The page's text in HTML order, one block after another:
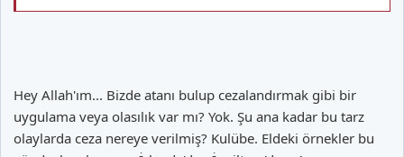
18.10.2008´de Aston Villa - Portsmouth macinda tribunden atilan
bozuk para yardimci hakem Philipp Sharp´in kafasina isabet
ediyor. Yardimci hakem yapilan tedavinin ardindan gorevine
devam ediyor. Ingiltere Futbol Federasyonu tarafindan Aston
Hey Allah'ım... Bizde atanı bulup cezalandırmak gibi bir
uygulama veya olasılık var mı? Yok. Şu ana kadar bu tarz
olaylarda ceza nereye verilmiş? Kulübe. Eldeki örnekler bu